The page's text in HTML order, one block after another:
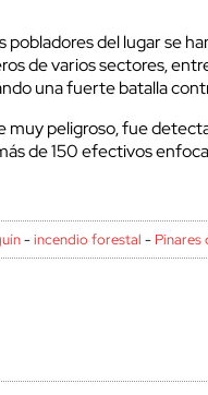
pobladores del lugar se
de varios sectores,
una fuerte batalla
muy peligroso, fue
de 150 efectivos
-incendio forestal - Pinares